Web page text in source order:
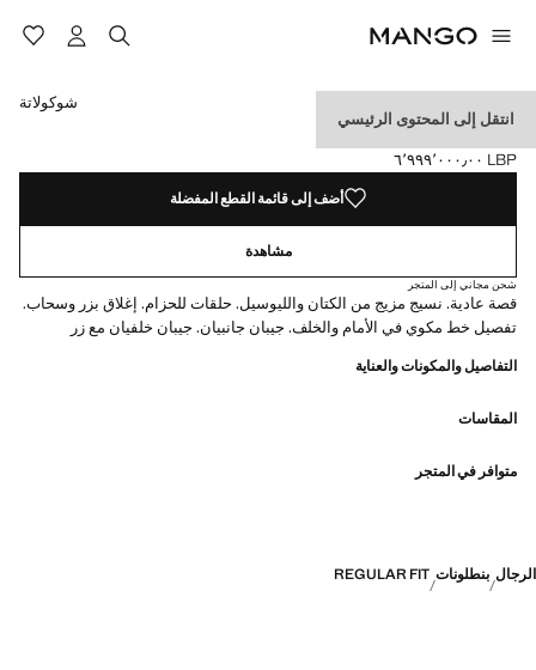
انتقل إلى المحتوى الرئيسي
بناطيل كتان بقصة ضيقة
السعر الحالي [LBP ٦٬٩٩٩٬٠٠٠٫٠٠ ]
LBP ٦٬٩٩٩٬٠٠٠٫٠٠
حدد اللون
شوكولاتة
أضف إلى قائمة القطع المفضلة
مشاهدة
شحن مجاني إلى المتجر
قصة عادية. نسيج مزيج من الكتان والليوسيل. حلقات للحزام. إغلاق بزر وسحاب.
تفصيل خط مكوي في الأمام والخلف. جيبان جانبيان. جيبان خلفيان مع زر
التفاصيل والمكونات والعناية
المقاسات
متوافر في المتجر
الرجال بنطلونات REGULAR FIT